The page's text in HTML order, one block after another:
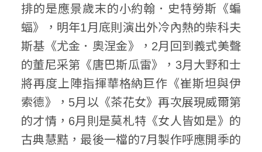
排的是應景歲末的小約翰．史特勞斯《蝙
蝠》，明年1月底則演出外冷內熱的柴科夫
斯基《尤金．奧涅金》，2月回到義式美聲
的董尼采第《唐巴斯瓜雷》，3月大野和士
將再度上陣指揮華格納巨作《崔斯坦與伊
索德》，5月以《茶花女》再次展現威爾第
的才情，6月則是莫札特《女人皆如是》的
古典慧黠，最後一檔的7月製作呼應開季的